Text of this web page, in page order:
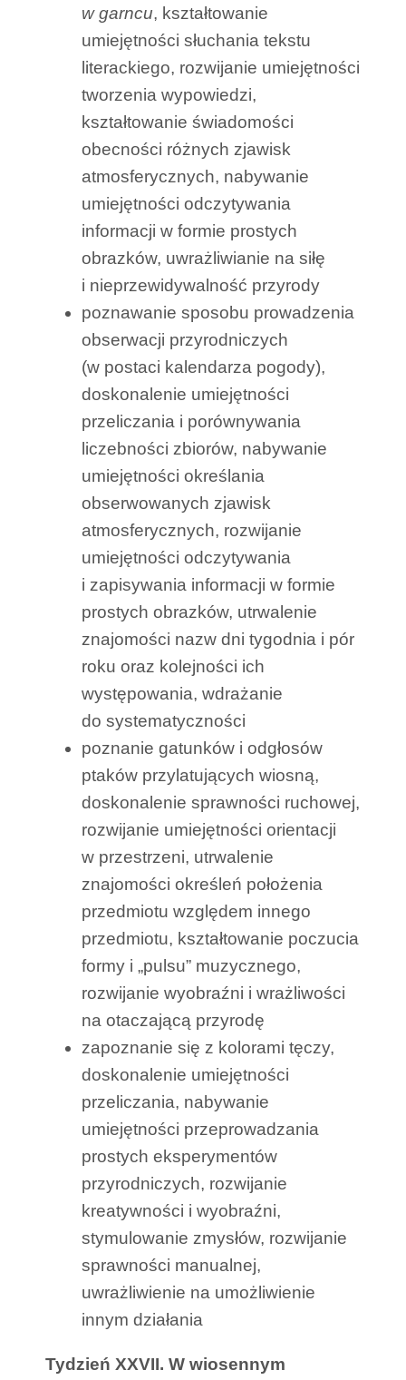
w garncu, kształtowanie
umiejętności słuchania tekstu
literackiego, rozwijanie umiejętności
tworzenia wypowiedzi,
kształtowanie świadomości
obecności różnych zjawisk
atmosferycznych, nabywanie
umiejętności odczytywania
informacji w formie prostych
obrazków, uwrażliwianie na siłę
i nieprzewidywalność przyrody
poznawanie sposobu prowadzenia
obserwacji przyrodniczych
(w postaci kalendarza pogody),
doskonalenie umiejętności
przeliczania i porównywania
liczebności zbiorów, nabywanie
umiejętności określania
obserwowanych zjawisk
atmosferycznych, rozwijanie
umiejętności odczytywania
i zapisywania informacji w formie
prostych obrazków, utrwalenie
znajomości nazw dni tygodnia i pór
roku oraz kolejności ich
występowania, wdrażanie
do systematyczności
poznanie gatunków i odgłosów
ptaków przylatujących wiosną,
doskonalenie sprawności ruchowej,
rozwijanie umiejętności orientacji
w przestrzeni, utrwalenie
znajomości określeń położenia
przedmiotu względem innego
przedmiotu, kształtowanie poczucia
formy i „pulsu” muzycznego,
rozwijanie wyobraźni i wrażliwości
na otaczającą przyrodę
zapoznanie się z kolorami tęczy,
doskonalenie umiejętności
przeliczania, nabywanie
umiejętności przeprowadzania
prostych eksperymentów
przyrodniczych, rozwijanie
kreatywności i wyobraźni,
stymulowanie zmysłów, rozwijanie
sprawności manualnej,
uwrażliwienie na umożliwienie
innym działania
Tydzień XXVII. W wiosennym